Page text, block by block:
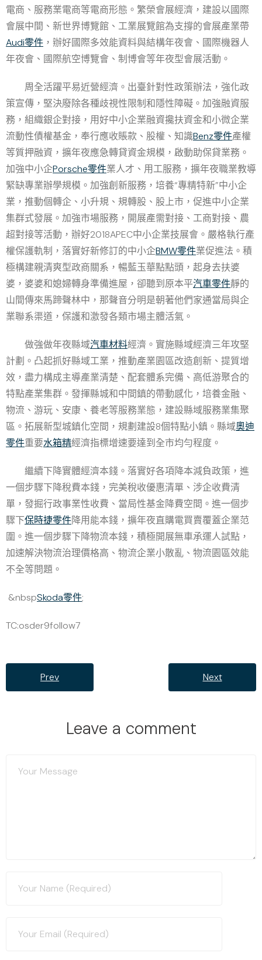
電商、服務業電商等電商形態。繁榮會展經濟，建設以國際
會展中間、新世界博覽館、工業展覽館為支撐的會展產業帶
Audi零件 ，辦好國際多效能資料與結構年夜會、國際機器人
年夜會、國際航空博覽會、制博會等年夜型會展活動。
周全活躍平易近營經濟。出臺針對性政策辦法，強化政
策宣傳，堅決廢除各種歧視性限制和隱性障礙。加強融資服
務，組織銀企對接，用好中小企業融資攙扶資金和小微企業
流動性債權基金，奉行應收賬款、股權、知識Benz零件產權
等質押融資，擴年夜應急轉貸資金規模，啟動助保貸業務。
加強中小企Porsche零件業人才、用工服務，擴年夜職業教導
緊缺專業辦學規模。加強創新服務，培養“專精特新”中小企
業，推動個轉企、小升規、規轉股、股上市，促進中小企業
集群式發展。加強市場服務，開展產需對接、工商對接、農
超對接等活動，辦好2018APEC中小企業技展會。嚴格執行產
權保護軌制，落實好新修訂的中小企BMW零件業促進法。積
極構建親清爽型政商關系，暢藍玉華點點頭，起身去扶婆
婆，婆婆和媳婦轉身準備進屋，卻聽到原本平汽車零件靜的
山間傳來馬蹄聲林中，那聲音分明是朝著他們家通當局與企
業聯系渠道，保護和激發各類市場主體活氣。
做強做年夜縣域汽車材料經濟。實施縣域經濟三年攻堅
計劃。凸起抓好縣域工業，推動產業園區改造創新、提質增
效，盡力構成主導產業清楚、配套體系完備、高低游聚合的
特點產業集群。發揮縣城和中間鎮的帶動感化，培養金融、
物流、游玩、安康、養老等服務業態，建設縣域服務業集聚
區。拓展新型城鎮化空間，規劃建設8個特點小鎮。縣域奧迪
零件重要水箱精經濟指標增速要達到全市均勻程度。
繼續下降實體經濟本錢。落實好各項降本減負政策，進
一個步驟下降稅費本錢，完美稅收優惠清單、涉企收費清
單，發掘行政事業性收費、當局性基金降費空間。進一個步
驟下保時捷零件降用能本錢，擴年夜直購電買賣覆蓋企業范
圍。進一個步驟下降物流本錢，積極開展無車承運人試點，
加速解決物流治理價格高、物流企業小散亂、物流園區效能
不全等問題。
&nbspSkoda零件;
TC:osder9follow7
Prev Next
Leave a comment